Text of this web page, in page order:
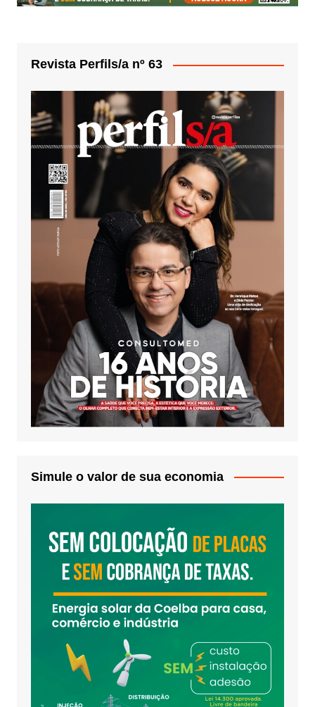
Revista Perfils/a nº 63
Simule o valor de sua economia